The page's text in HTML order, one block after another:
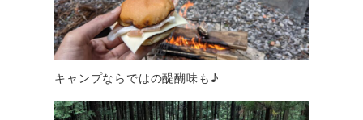
キャンプならではの醍醐味も♪